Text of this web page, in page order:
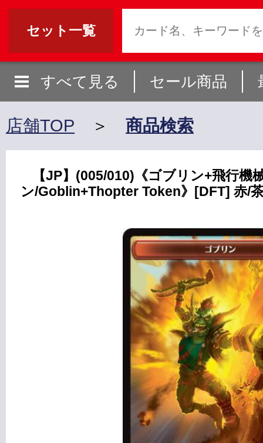
セット一覧
すべて見る セール商品
店舗TOP ＞ 商品検索
【JP】(005/010)《ゴブリン+飛行機
ン/Goblin+Thopter Token》[DFT] 赤/